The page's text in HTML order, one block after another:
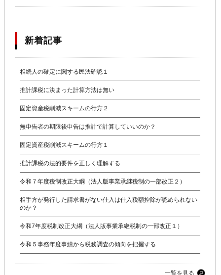
新着記事
相続人の確定に関する民法確認１
推計課税に決まった計算方法は無い
固定資産税削減スキームの行方２
無申告者の期限後申告は推計で計算していいのか？
固定資産税削減スキームの行方１
推計課税の法的要件を正しく理解する
令和７年度税制改正大綱（法人版事業承継税制の一部改正２）
相手方が発行した請求書がない仕入は仕入税額控除が認められない
のか？
令和7年度税制改正大綱（法人版事業承継税制の一部改正１）
令和５事務年度事績から税務調査の傾向を把握する
一覧を見る